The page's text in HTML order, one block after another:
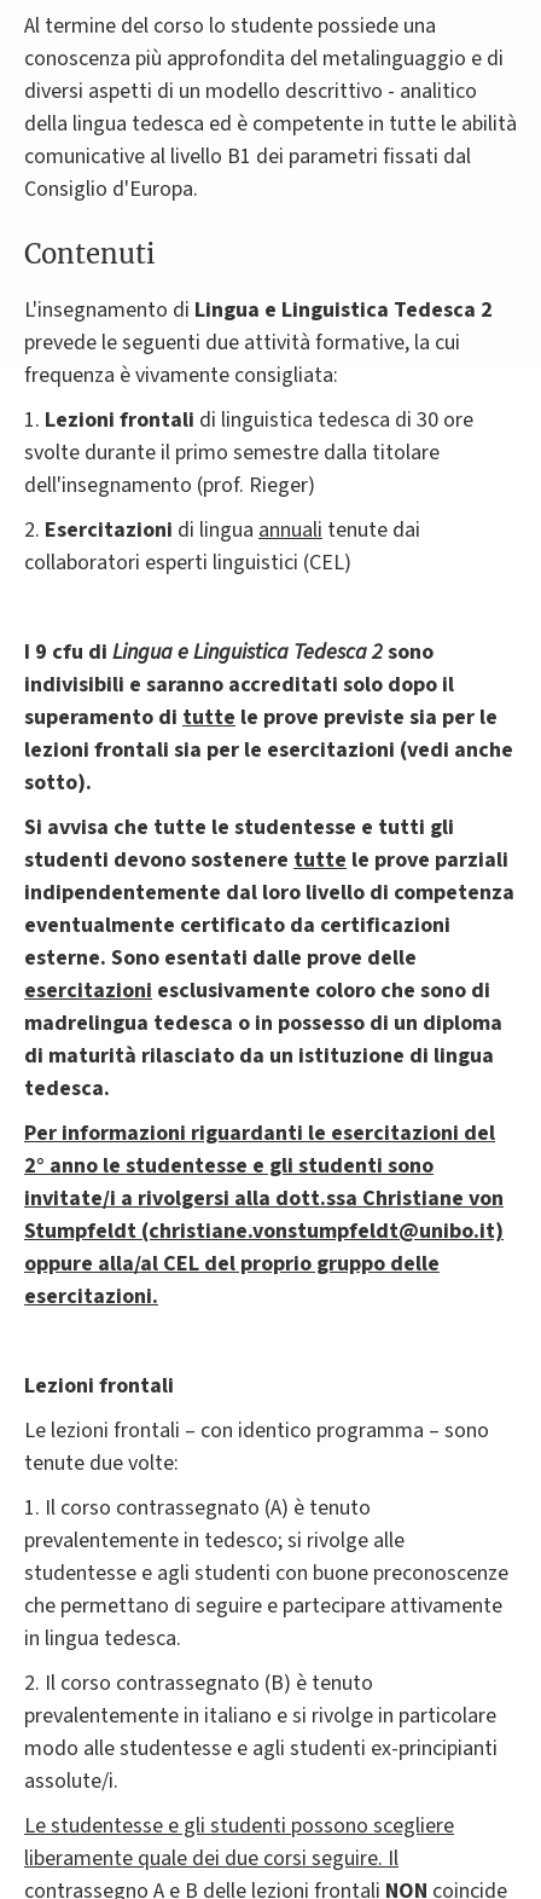
Al termine del corso lo studente possiede una
conoscenza più approfondita del metalinguaggio e di
diversi aspetti di un modello descrittivo - analitico
della lingua tedesca ed è competente in tutte le abilità
comunicative al livello B1 dei parametri fissati dal
Consiglio d'Europa.
Contenuti
L'insegnamento di Lingua e Linguistica Tedesca 2
prevede le seguenti due attività formative, la cui
frequenza è vivamente consigliata:
1. Lezioni frontali di linguistica tedesca di 30 ore
svolte durante il primo semestre dalla titolare
dell'insegnamento (prof. Rieger)
2. Esercitazioni di lingua annuali tenute dai
collaboratori esperti linguistici (CEL)
I 9 cfu di Lingua e Linguistica Tedesca 2sono
indivisibili e saranno accreditati solo dopo il
superamento di tutte le prove previste sia per le
lezioni frontali sia per le esercitazioni (vedi anche
sotto).
Si avvisa che tutte le studentesse e tutti gli
studenti devono sostenere tutte le prove parziali
indipendentemente dal loro livello di competenza
eventualmente certificato da certificazioni
esterne. Sono esentati dalle prove delle
esercitazioni esclusivamente coloro che sono di
madrelingua tedesca o in possesso di un diploma
di maturità rilasciato da un istituzione di lingua
tedesca.
Per informazioni riguardanti le esercitazioni del
2° anno le studentesse e gli studenti sono
invitate/i a rivolgersi alla dott.ssa Christiane von
Stumpfeldt (christiane.vonstumpfeldt@unibo.it)
oppure alla/al CEL del proprio gruppo delle
esercitazioni.
Lezioni frontali
Le lezioni frontali – con identico programma – sono
tenute due volte:
1. Il corso contrassegnato (A) è tenuto
prevalentemente in tedesco; si rivolge alle
studentesse e agli studenti con buone preconoscenze
che permettano di seguire e partecipare attivamente
in lingua tedesca.
2. Il corso contrassegnato (B) è tenuto
prevalentemente in italiano e si rivolge in particolare
modo alle studentesse e agli studenti ex-principianti
assolute/i.
Le studentesse e gli studenti possono scegliere
liberamente quale dei due corsi seguire. Il
contrassegno A e B delle lezioni frontali NON coincide